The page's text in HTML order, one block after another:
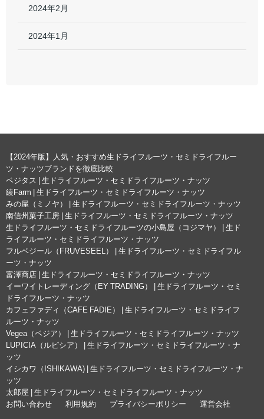
2024年2月
2024年1月
【2024年版】人気・おすすめ生ドライフルーツ・セミドライフルー
ツ・ナッツブランドを徹底比較
ベジタス | 生ドライフルーツ・セミドライフルーツ・ナッツ
綾Farm | 生ドライフルーツ・セミドライフルーツ・ナッツ
みの屋（ミノヤ） | 生ドライフルーツ・セミドライフルーツ・ナッツ
南信州菓子工房 | 生ドライフルーツ・セミドライフルーツ・ナッツ
生ドライフルーツ・セミドライフルーツの小島屋（コジマヤ） | 生ド
ライフルーツ・セミドライフルーツ・ナッツ
フルベジール（FRUVESEEL） | 生ドライフルーツ・セミドライフル
ーツ・ナッツ
富澤商店 | 生ドライフルーツ・セミドライフルーツ・ナッツ
イーワイトレーディング（EY TRADING） | 生ドライフルーツ・セミ
ドライフルーツ・ナッツ
カフェファディ（CAFE FADIE） | 生ドライフルーツ・セミドライフ
ルーツ・ナッツ
Vegea（ベジア） | 生ドライフルーツ・セミドライフルーツ・ナッツ
LUPICIA（ルピシア） | 生ドライフルーツ・セミドライフルーツ・ナ
ッツ
イシカワ（ISHIKAWA) | 生ドライフルーツ・セミドライフルーツ・ナ
ッツ
太郎屋 | 生ドライフルーツ・セミドライフルーツ・ナッツ
お問い合わせ
利用規約 プライバシーポリシー 運営会社